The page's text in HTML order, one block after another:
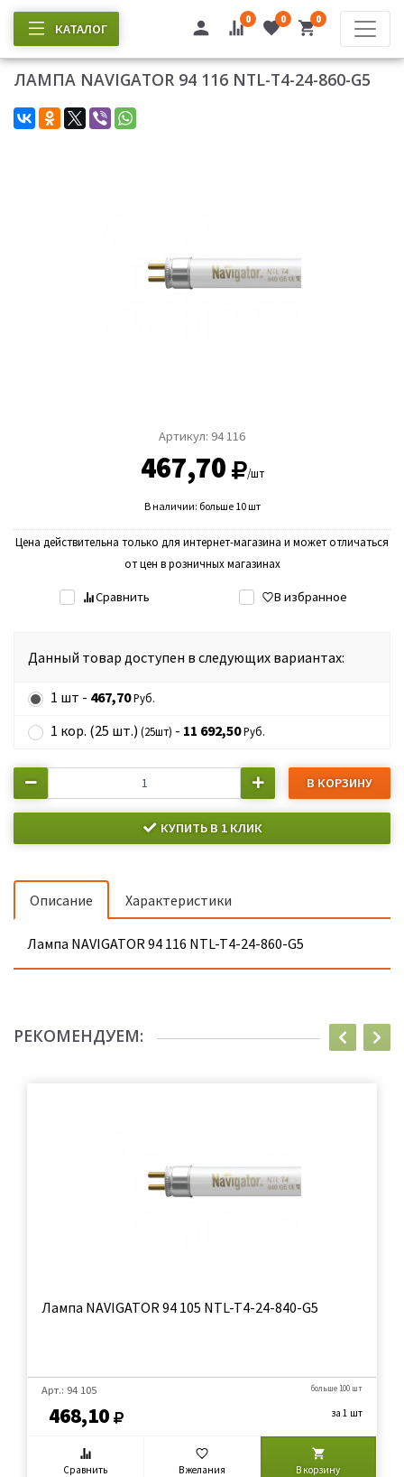
КАТАЛОГ
0 0 0
ЛАМПА NAVIGATOR 94 116 NTL-T4-24-860-G5
Артикул: 94 116
467,70 /шт
В наличии: больше 10 шт
Цена действительна только для интернет-магазина и может отличаться
от цен в розничных магазинах
Сравнить В избранное
Данный товар доступен в следующих вариантах:
1 шт - 467,70Руб.
1 кор. (25 шт.) (25шт) - 11 692,50Руб.
В КОРЗИНУ
КУПИТЬ В 1 КЛИК
Описание Характеристики
Лампа NAVIGATOR 94 116 NTL-T4-24-860-G5
РЕКОМЕНДУЕМ:
Лампа NAVIGATOR 94 105 NTL-T4-24-840-G5
Арт.: 94 105
468,10
больше 100 шт
за 1 шт
Сравнить В желания В корзину